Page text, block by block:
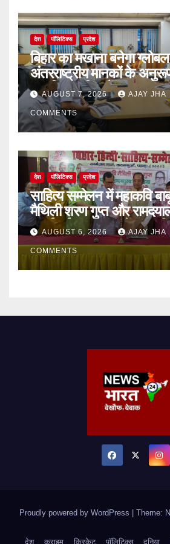
देश पॉलिटिक्स प्रदेश
बिहार का मखाना बनेगा
अंतरराष्ट्रीय मानकों के
आधुनिक पॉपिंग सेंटर
AUGUST 7, 2026 AJAY JHA
COMMENTS
देश पॉलिटिक्स प्रदेश
साहित्य सम्मेलन में महाकवि
मैथिली शरण गुप्त और
मनाई गई जयंती, 72वें जन्म-
बिन्देश्वर गुप्ता हुए सम्मानित
AUGUST 6, 2026 AJAY JHA
COMMENTS
Proudly powered by WordPress Theme: